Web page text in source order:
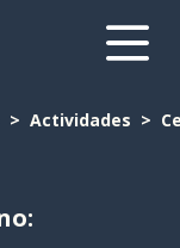
Actividades